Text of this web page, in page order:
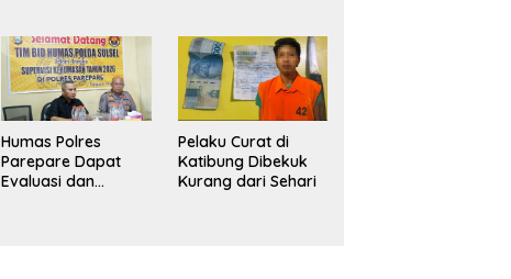
Humas Polres
Parepare Dapat
Evaluasi dan
Pelaku Curat di
Katibung Dibekuk
Kurang dari Sehari